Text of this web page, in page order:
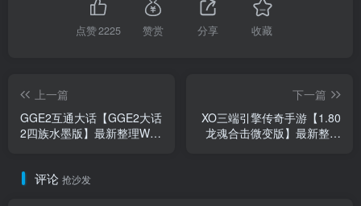
点赞2225 赞赏 分享 收藏
上一篇
GGE2互通大话【GGE2大话
2四族水墨版】最新整理WIN
教程+全套源码+详细搭建教
下一篇
XO三端引擎传奇手游【1.80
龙魂合击微变版】最新整理
评论 抢沙发